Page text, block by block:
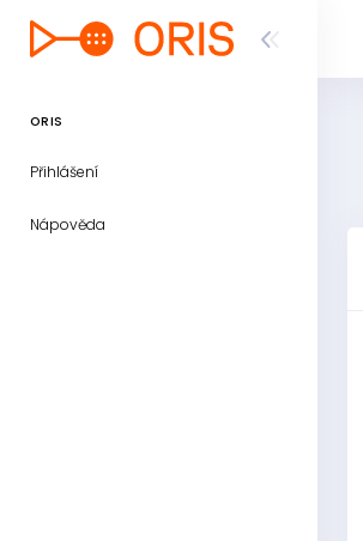
ORIS
Přihlášení
Nápověda